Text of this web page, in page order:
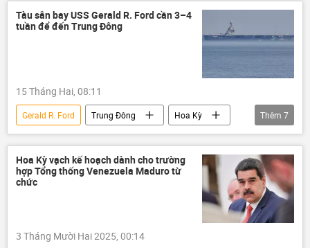
Xung đột Mỹ-Iran
thông tin
xung đột quân sự
Washington
Tel Aviv
Tàu sân bay USS Gerald R. Ford cần 3–4
tuần để đến Trung Đông
15 Tháng Hai, 08:11
Gerald R. Ford Trung Đông
Hoa Kỳ
Thế giới
Báo chí thế giới
Donald Trump
Iran
tàu sân bay
Tehran
Washington
Thêm 7
Hoa Kỳ vạch kế hoạch dành cho trường
hợp Tổng thống Venezuela Maduro từ
chức
3 Tháng Mười Hai 2025, 00:14